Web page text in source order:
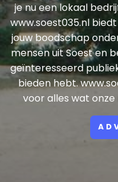
je nu een lokaal
www.soest035.nl
jouw boodschap
mensen uit Soest en
geïnteresseerd
bieden hebt.
voor alles wat